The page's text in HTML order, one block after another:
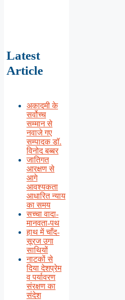
Latest
Article
अकादमी के
सर्वोच्च
सम्मान से
नवाजे गए
सम्पादक डॉ.
विनोद बब्बर
जातिगत
आरक्षण से
आगे
आवश्यकता
आधारित न्याय
का समय
सच्चा वादा-
मानवता-पथ
हाथ में चाँद-
सूरज उगा
साथियों
नाटकों से
दिया देशप्रेम
व पर्यावरण
संरक्षण का
संदेश